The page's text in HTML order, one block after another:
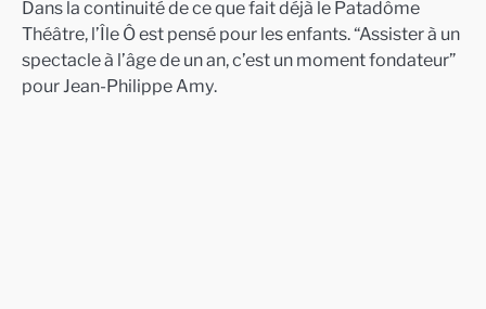
Dans la continuité de ce que fait déjà le Patadôme
Théâtre, l’Île Ô est pensé pour les enfants. “Assister à un
spectacle à l’âge de un an, c’est un moment fondateur”
pour Jean-Philippe Amy.